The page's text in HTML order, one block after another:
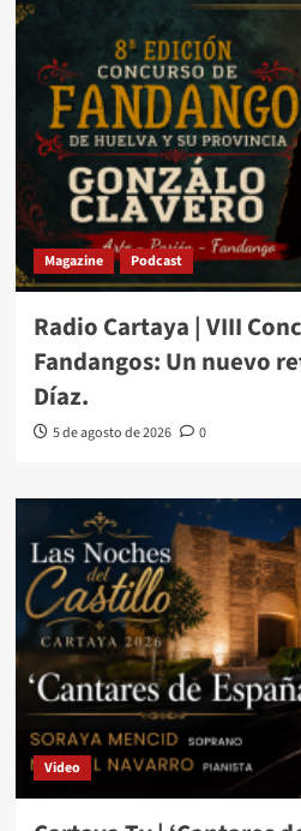
Magazine Podcast
Radio Cartaya | VIII
Fandangos: Un nuevo
Díaz.
5 de agosto de 2026 0
Video